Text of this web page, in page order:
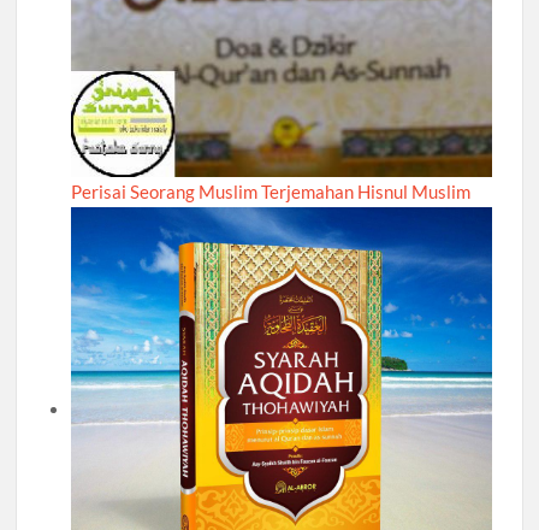
Perisai Seorang Muslim Terjemahan Hisnul Muslim